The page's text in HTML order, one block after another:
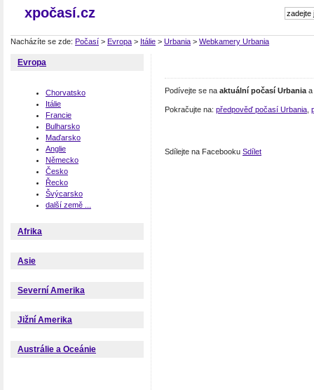
xpočasí.cz
Nacházíte se zde: Počasí > Evropa > Itálie > Urbania > Webkamery Urbania
Evropa
Chorvatsko
Itálie
Francie
Bulharsko
Maďarsko
Anglie
Německo
Česko
Řecko
Švýcarsko
další země ...
Afrika
Asie
Severní Amerika
Jižní Amerika
Austrálie a Oceánie
Podívejte se na aktuální počasí Urbania a
Pokračujte na: předpověď počasí Urbania
Sdílejte na Facebooku Sdílet